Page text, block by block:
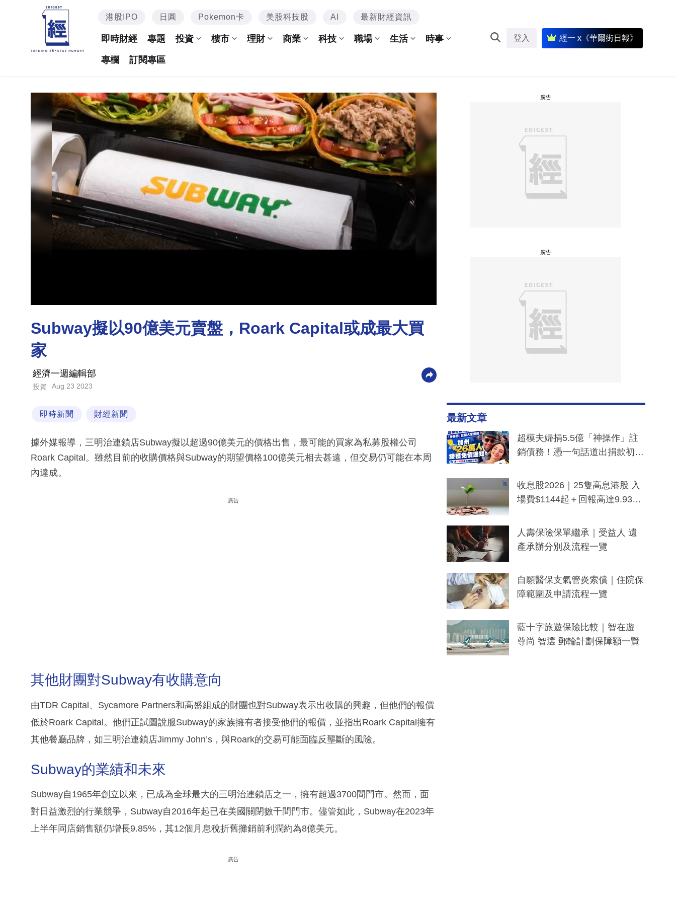
港股IPO 日圓 Pokemon卡 美股科技股 AI 最新財經資訊
即時財經 專題 投資 樓市 理財 商業 科技 職場 生活 時事
專欄 訂閱專區
登入 經一 x《華爾街日報》
Subway擬以90億美元賣盤，Roark Capital或成最大買
家
經濟一週編輯部
投資 Aug 23 2023
即時新聞 財經新聞
據外媒報導，三明治連鎖店Subway擬以超過90億美元的價格出售，最可能的買家為私募股權公司
Roark Capital。雖然目前的收購價格與Subway的期望價格100億美元相去甚遠，但交易仍可能在本周
內達成。
廣告
其他財團對Subway有收購意向
由TDR Capital、Sycamore Partners和高盛組成的財團也對Subway表示出收購的興趣，但他們的報價
低於Roark Capital。他們正試圖說服Subway的家族擁有者接受他們的報價，並指出Roark Capital擁有
其他餐廳品牌，如三明治連鎖店Jimmy John’s，與Roark的交易可能面臨反壟斷的風險。
Subway的業績和未來
Subway自1965年創立以來，已成為全球最大的三明治連鎖店之一，擁有超過3700間門市。然而，面
對日益激烈的行業競爭，Subway自2016年起已在美國關閉數千間門市。儘管如此，Subway在2023年
上半年同店銷售額仍增長9.85%，其12個月息稅折舊攤銷前利潤約為8億美元。
廣告
廣告
廣告
最新文章
超模夫婦捐5.5億「神操作」註
銷債務！憑一句話道出捐款初
一度被誤當詐騙手段
收息股2026｜25隻高息港股 入
場費$1144起＋回報高達9.93
人壽保險保單繼承｜受益人 遺
產承辦分別及流程一覽
自願醫保支氣管炎索償｜住院保
障範圍及申請流程一覽
藍十字旅遊保險比較｜智在遊
尊尚 智選 郵輪計劃保障額一覽